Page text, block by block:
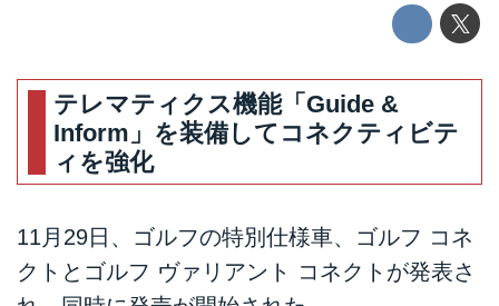
テレマティクス機能「Guide &
Inform」を装備してコネクティビテ
ィを強化
11月29日、ゴルフの特別仕様車、ゴルフ コネ
クトとゴルフ ヴァリアント コネクトが発表さ